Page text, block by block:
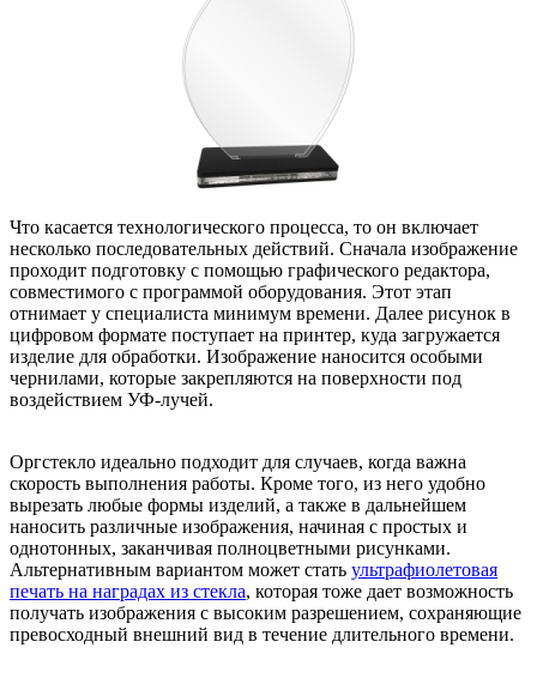
Что касается технологического процесса, то он включает
несколько последовательных действий. Сначала изображение
проходит подготовку с помощью графического редактора,
совместимого с программой оборудования. Этот этап
отнимает у специалиста минимум времени. Далее рисунок в
цифровом формате поступает на принтер, куда загружается
изделие для обработки. Изображение наносится особыми
чернилами, которые закрепляются на поверхности под
воздействием УФ-лучей.
Оргстекло идеально подходит для случаев, когда важна
скорость выполнения работы. Кроме того, из него удобно
вырезать любые формы изделий, а также в дальнейшем
наносить различные изображения, начиная с простых и
однотонных, заканчивая полноцветными рисунками.
Альтернативным вариантом может стать ультрафиолетовая
печать на наградах из стекла, которая тоже дает возможность
получать изображения с высоким разрешением, сохраняющие
превосходный внешний вид в течение длительного времени.